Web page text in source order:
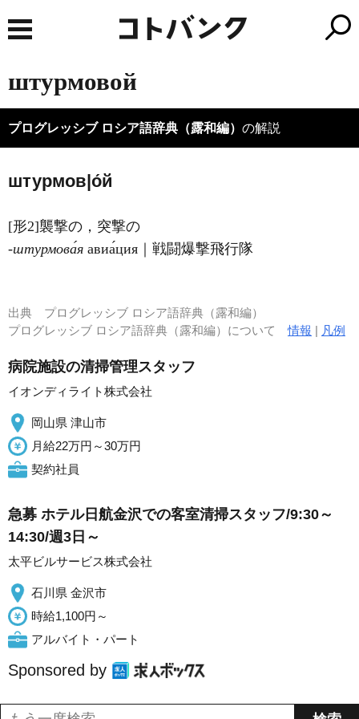
штурмовой
プログレッシブ ロシア語辞典（露和編） の解説
штурмов|о́й
[形2]襲撃の，突撃の
‐штурмова́я авиа́ция｜戦闘爆撃飛行隊
出典 プログレッシブ ロシア語辞典（露和編）
プログレッシブ ロシア語辞典（露和編）について情報 | 凡例
病院施設の清掃管理スタッフ
イオンディライト株式会社
岡山県 津山市
月給22万円～30万円
契約社員
急募 ホテル日航金沢での客室清掃スタッフ/9:30～
14:30/週3日～
太平ビルサービス株式会社
石川県 金沢市
時給1,100円～
アルバイト・パート
Sponsored by